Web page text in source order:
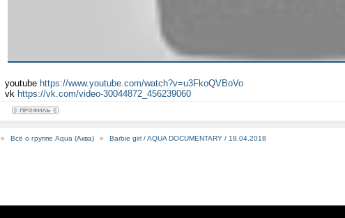
youtube https://www.youtube.com/watch?v=u3FkoQVBoVo
vk https://vk.com/video-30044872_456239060
» Всё о группе Aqua (Аква) » Barbie girl / AQUA DOCUMENTARY / 18.04.2018